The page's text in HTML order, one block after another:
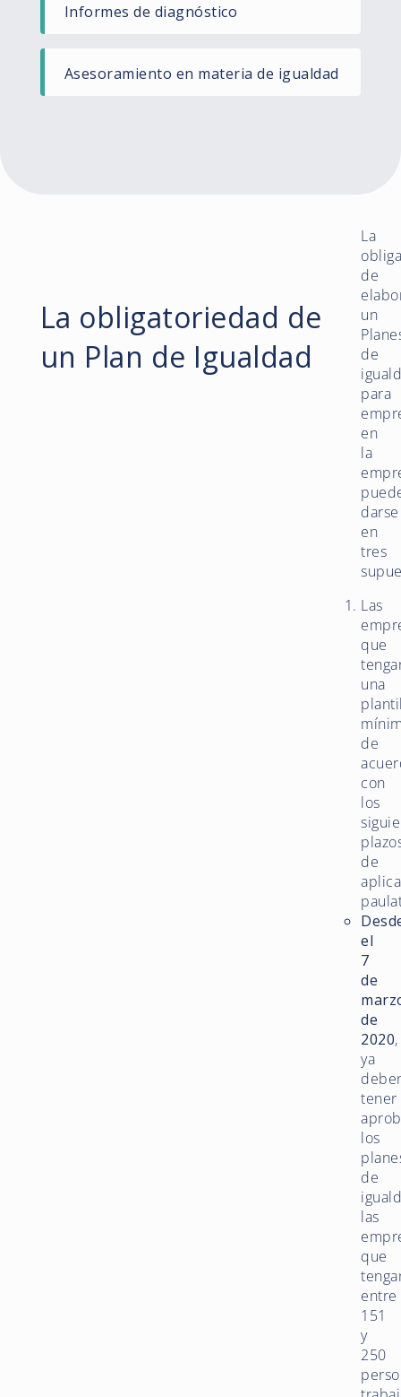
Informes de diagnóstico ​
Asesoramiento en materia de igualdad
La obligatoriedad de
un Plan de Igualdad
La
de
un
de
para
en
la
darse
en
tres
Las
que
una
de
con
los
de
el
7
de
de
2020,
ya
tener
los
de
las
que
entre
151
y
250